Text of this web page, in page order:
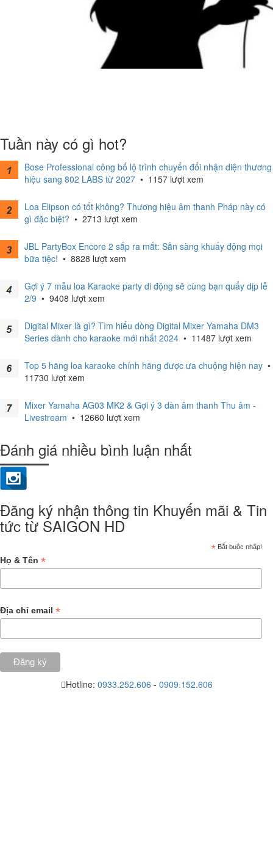
Tuần này có gì hot?
Bose Professional công bố lộ trình chuyển đổi nhận diện thương
hiệu sang 802 LABS từ 2027 • 1157 lượt xem
Loa Elipson có tốt không? Thương hiệu âm thanh Pháp này có
gì đặc biệt? • 2713 lượt xem
JBL PartyBox Encore 2 sắp ra mắt: Sẵn sàng khuấy động mọi
bữa tiệc! • 8828 lượt xem
Gợi ý 7 mẫu loa Karaoke party di động sẽ cùng bạn quẩy dịp lễ
2/9 • 9408 lượt xem
Digital Mixer là gì? Tìm hiểu dòng Digital Mixer Yamaha DM3
Series dành cho karaoke mới nhất 2024 • 11487 lượt xem
Top 5 hãng loa karaoke chính hãng được ưa chuộng hiện nay •
11730 lượt xem
Mixer Yamaha AG03 MK2 & Gợi ý 3 dàn âm thanh Thu âm -
Livestream • 12660 lượt xem
Đánh giá nhiều bình luận nhất
Đăng ký nhận thông tin Khuyến mãi & Tin
tức từ SAIGON HD
* Bắt buộc nhập!
Họ & Tên *
Địa chỉ email *
Hotline: 0933.252.606 - 0909.152.606